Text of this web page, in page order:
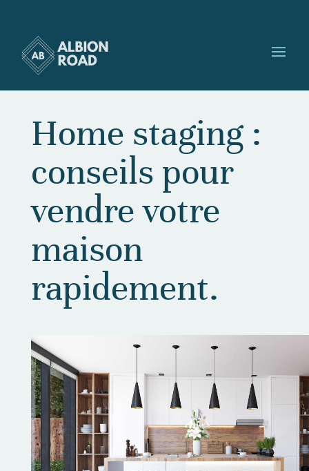
Home staging :
conseils pour
vendre votre
maison
rapidement.